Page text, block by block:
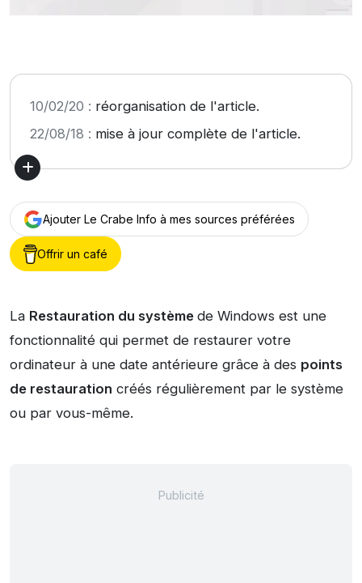
10/02/20 : réorganisation de l'article.
22/08/18 : mise à jour complète de l'article.
Ajouter Le Crabe Info à mes sources préférées
Offrir un café
La Restauration du système de Windows est une
fonctionnalité qui permet de restaurer votre
ordinateur à une date antérieure grâce à des points
de restauration créés régulièrement par le système
ou par vous-même.